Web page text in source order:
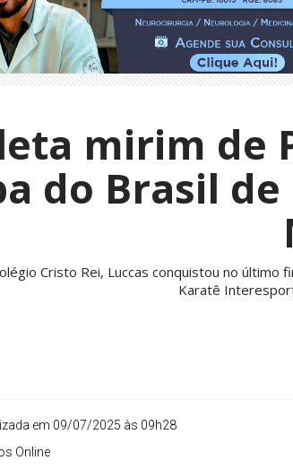
mirim de
do Brasil
Cristo Rei, Luccas conquistou no
Karatê
em 09/07/2025 às 09h28
Online